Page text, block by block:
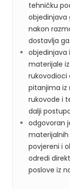
tehničku
objedinjava
nakon
dostavlja
objedinjava
materijale
rukovodioci
pitanjima iz
rukovode i
dalji
odgovoran
materijalnih
povjereni i
odredi
poslove iz